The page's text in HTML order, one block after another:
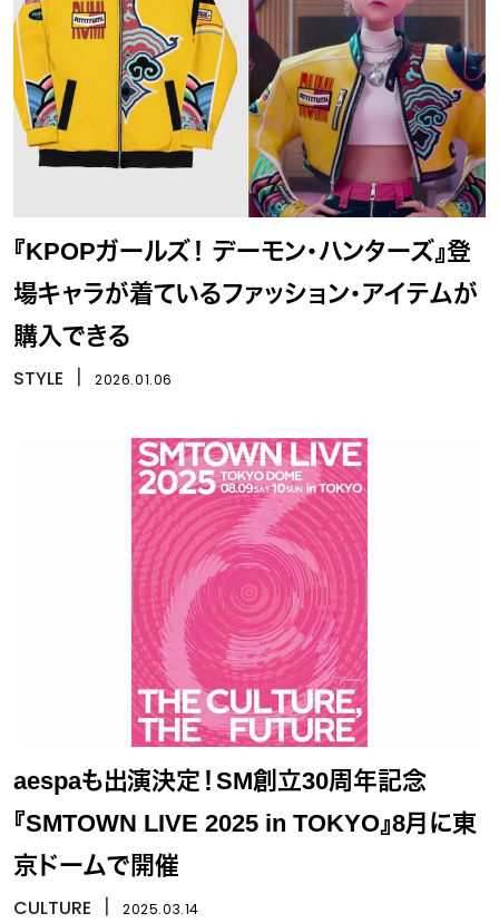
『KPOPガールズ！ デーモン・ハンターズ』登
場キャラが着ているファッション・アイテムが
購入できる
STYLE 2026.01.06
aespaも出演決定！SM創立30周年記念
『SMTOWN LIVE 2025 in TOKYO』8月に東
京ドームで開催
CULTURE 2025.03.14